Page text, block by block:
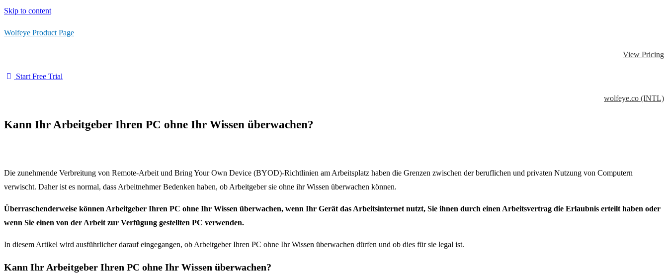
Skip to content
Wolfeye Product Page
View Pricing
Start Free Trial
wolfeye.co (INTL)
Kann Ihr Arbeitgeber Ihren PC ohne Ihr Wissen überwachen?
Die zunehmende Verbreitung von Remote-Arbeit und Bring Your Own Device (BYOD)-Richtlinien am Arbeitsplatz haben die Grenzen zwischen der beruflichen und privaten Nutzung von Computern
verwischt. Daher ist es normal, dass Arbeitnehmer Bedenken haben, ob Arbeitgeber sie ohne ihr Wissen überwachen können.
Überraschenderweise können Arbeitgeber Ihren PC ohne Ihr Wissen überwachen, wenn Ihr Gerät das Arbeitsinternet nutzt, Sie ihnen durch einen Arbeitsvertrag die Erlaubnis erteilt haben oder
wenn Sie einen von der Arbeit zur Verfügung gestellten PC verwenden.
In diesem Artikel wird ausführlicher darauf eingegangen, ob Arbeitgeber Ihren PC ohne Ihr Wissen überwachen dürfen und ob dies für sie legal ist.
Kann Ihr Arbeitgeber Ihren PC ohne Ihr Wissen überwachen?